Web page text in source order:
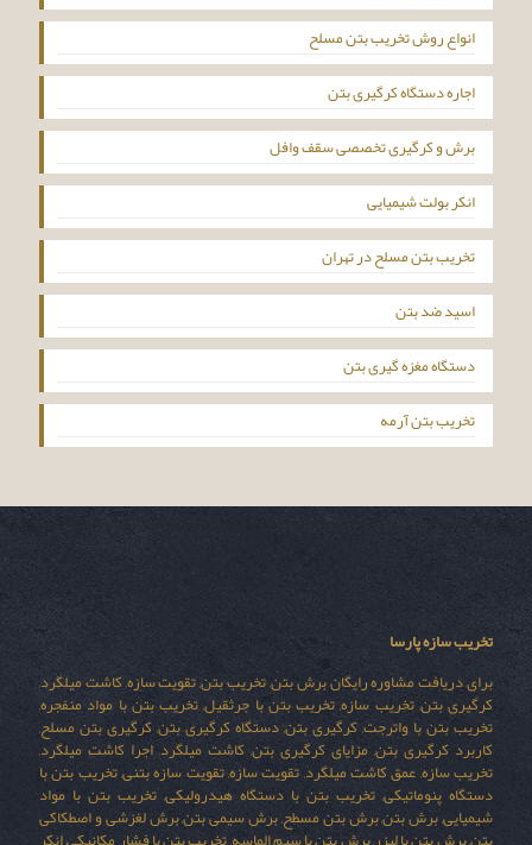
انواع روش تخریب بتن مسلح
اجاره دستگاه کرگیری بتن
برش و کرگیری تخصصی سقف وافل
انکر بولت شیمیایی
تخریب بتن مسلح در تهران
اسید ضد بتن
دستگاه مغزه گیری بتن
تخریب بتن آرمه
تخریب سازه پارسا
برای دریافت مشاوره رایگان برش بتن, تخریب بتن, تقویت سازه, کاشت میلگرد,
کرگیری بتن, تخریب سازه, تخریب بتن با جرثقیل, تخریب بتن با مواد منفجره,
تخریب بتن با واترجت, کرگیری بتن, دستگاه کرگیری بتن, کرگیری بتن مسلح,
کاربرد کرگیری بتن, مزایای کرگیری بتن, کاشت میلگرد, اجرا کاشت میلگرد,
تخریب سازه, عمق کاشت میلگرد, تقویت سازه, تقویت سازه بتنی, تخریب بتن با
دستگاه پنوماتیکی, تخریب بتن با دستگاه هیدرولیکی, تخریب بتن با مواد
شیمیایی, برش بتن, برش بتن مسطح, برش سیمی بتن, برش لغزشی و اصطکاکی